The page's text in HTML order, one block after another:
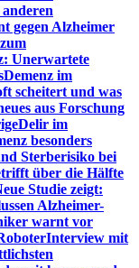
gegen Alzheimer
Unerwartete
Demenz im
scheitert und was
aus Forschung
Delir im
besonders
Sterberisiko bei
über die Hälfte
Studie zeigt:
Alzheimer-
warnt vor
Interview mit